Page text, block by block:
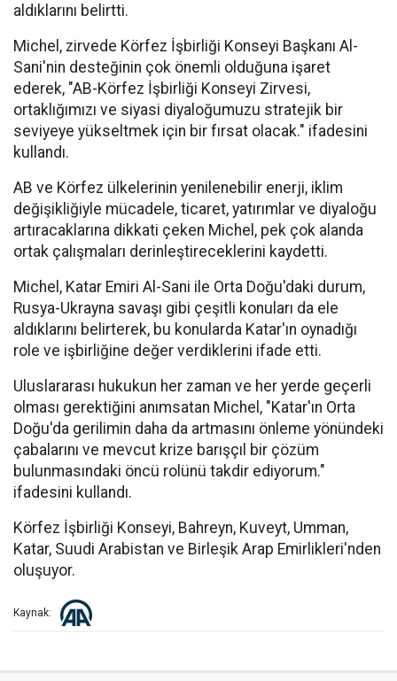
aldıklarını belirtti.
Michel, zirvede Körfez İşbirliği Konseyi Başkanı Al-
Sani'nin desteğinin çok önemli olduğuna işaret
ederek, "AB-Körfez İşbirliği Konseyi Zirvesi,
ortaklığımızı ve siyasi diyaloğumuzu stratejik bir
seviyeye yükseltmek için bir fırsat olacak." ifadesini
kullandı.
AB ve Körfez ülkelerinin yenilenebilir enerji, iklim
değişikliğiyle mücadele, ticaret, yatırımlar ve diyaloğu
artıracaklarına dikkati çeken Michel, pek çok alanda
ortak çalışmaları derinleştireceklerini kaydetti.
Michel, Katar Emiri Al-Sani ile Orta Doğu'daki durum,
Rusya-Ukrayna savaşı gibi çeşitli konuları da ele
aldıklarını belirterek, bu konularda Katar'ın oynadığı
role ve işbirliğine değer verdiklerini ifade etti.
Uluslararası hukukun her zaman ve her yerde geçerli
olması gerektiğini anımsatan Michel, "Katar'ın Orta
Doğu'da gerilimin daha da artmasını önleme yönündeki
çabalarını ve mevcut krize barışçıl bir çözüm
bulunmasındaki öncü rolünü takdir ediyorum."
ifadesini kullandı.
Körfez İşbirliği Konseyi, Bahreyn, Kuveyt, Umman,
Katar, Suudi Arabistan ve Birleşik Arap Emirlikleri'nden
oluşuyor.
Kaynak: